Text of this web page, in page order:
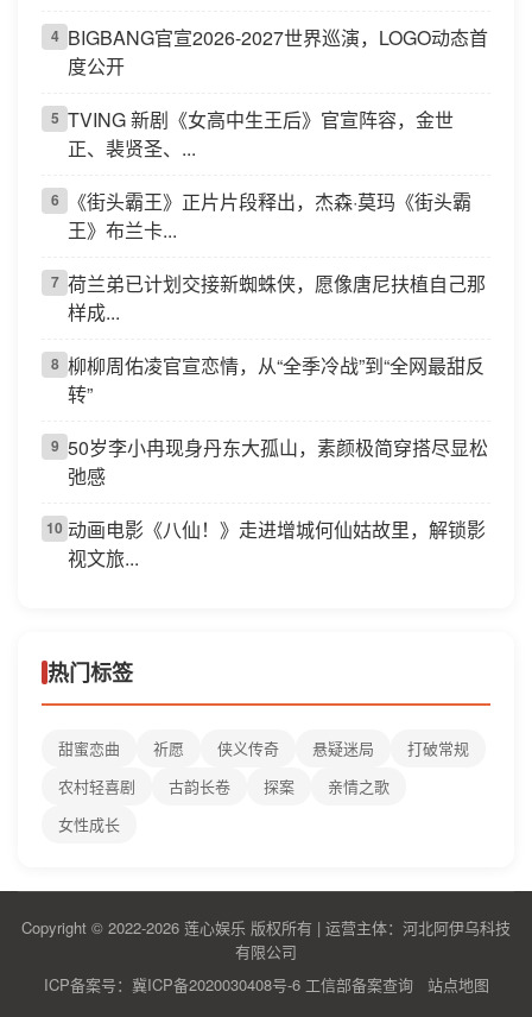
4 BIGBANG官宣2026-2027世界巡演，LOGO动态首
度公开
5 TVING 新剧《女高中生王后》官宣阵容，金世
正、裴贤圣、...
6
《街头霸王》正片片段释出，杰森·莫玛《街头霸
王》布兰卡...
7 荷兰弟已计划交接新蜘蛛侠，愿像唐尼扶植自己那
样成...
8 柳柳周佑凌官宣恋情，从“全季冷战”到“全网最甜反
转”
9 50岁李小冉现身丹东大孤山，素颜极简穿搭尽显松
弛感
10 动画电影《八仙！》走进增城何仙姑故里，解锁影
视文旅...
热门标签
甜蜜恋曲 祈愿 侠义传奇 悬疑迷局
打破常规
农村轻喜剧
古韵长卷 探案
亲情之歌
女性成长
Copyright © 2022-2026 莲心娱乐 版权所有 | 运营主体：河北阿伊乌科技
有限公司
ICP备案号：冀ICP备2020030408号-6 工信部备案查询 站点地图